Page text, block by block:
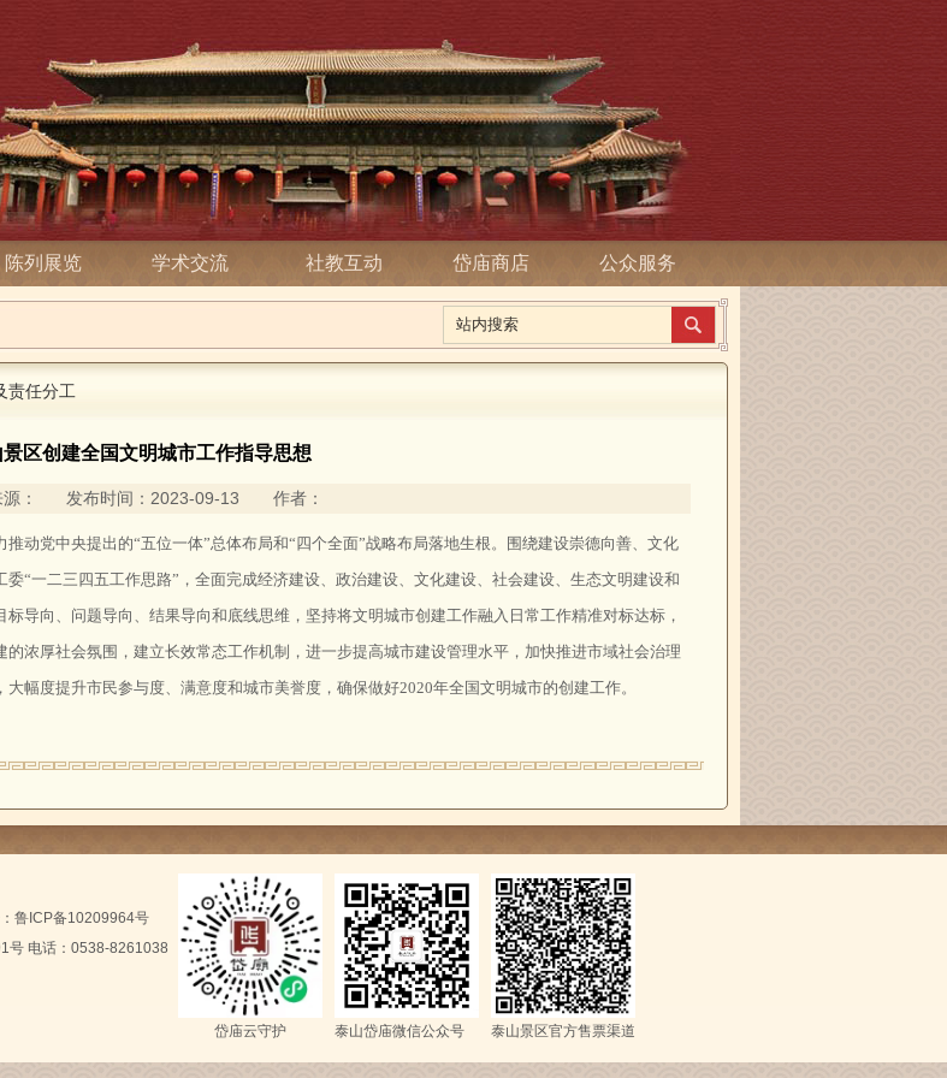
陈列展览 学术交流 社教互动 岱庙商店 公众服务
责任分工
区创建全国文明城市工作指导思想
源： 发布时间：2023-09-13 作者：
动党中央提出的“五位一体”总体布局和“四个全面”战略布局落地生根。围绕建设崇德向善、文化
“一二三四五工作思路”，全面完成经济建设、政治建设、文化建设、社会建设、生态文明建设和
导向、问题导向、结果导向和底线思维，坚持将文明城市创建工作融入日常工作精准对标达标，
浓厚社会氛围，建立长效常态工作机制，进一步提高城市建设管理水平，加快推进市域社会治理
幅度提升市民参与度、满意度和城市美誉度，确保做好2020年全国文明城市的创建工作。
鲁ICP备10209964号
号 电话：0538-8261038
泰山景区官方售票渠道
泰山岱庙微信公众号
岱庙云守护